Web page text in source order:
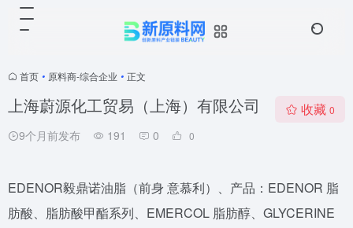
首页 • 原料商-综合企业 • 正文
上海蔚源化工贸易（上海）有限公司
9个月前发布 191 0 0
收藏 0
EDENOR毅鼎诺油脂（前身 意慕利）、产品：EDENOR 脂
肪酸、脂肪酸甲酯系列、EMERCOL 脂肪醇、GLYCERINE